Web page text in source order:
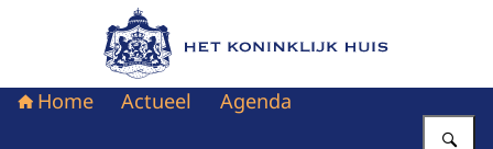
Naar de homepage van Het Koninklijk Huis
Home Actueel Agenda